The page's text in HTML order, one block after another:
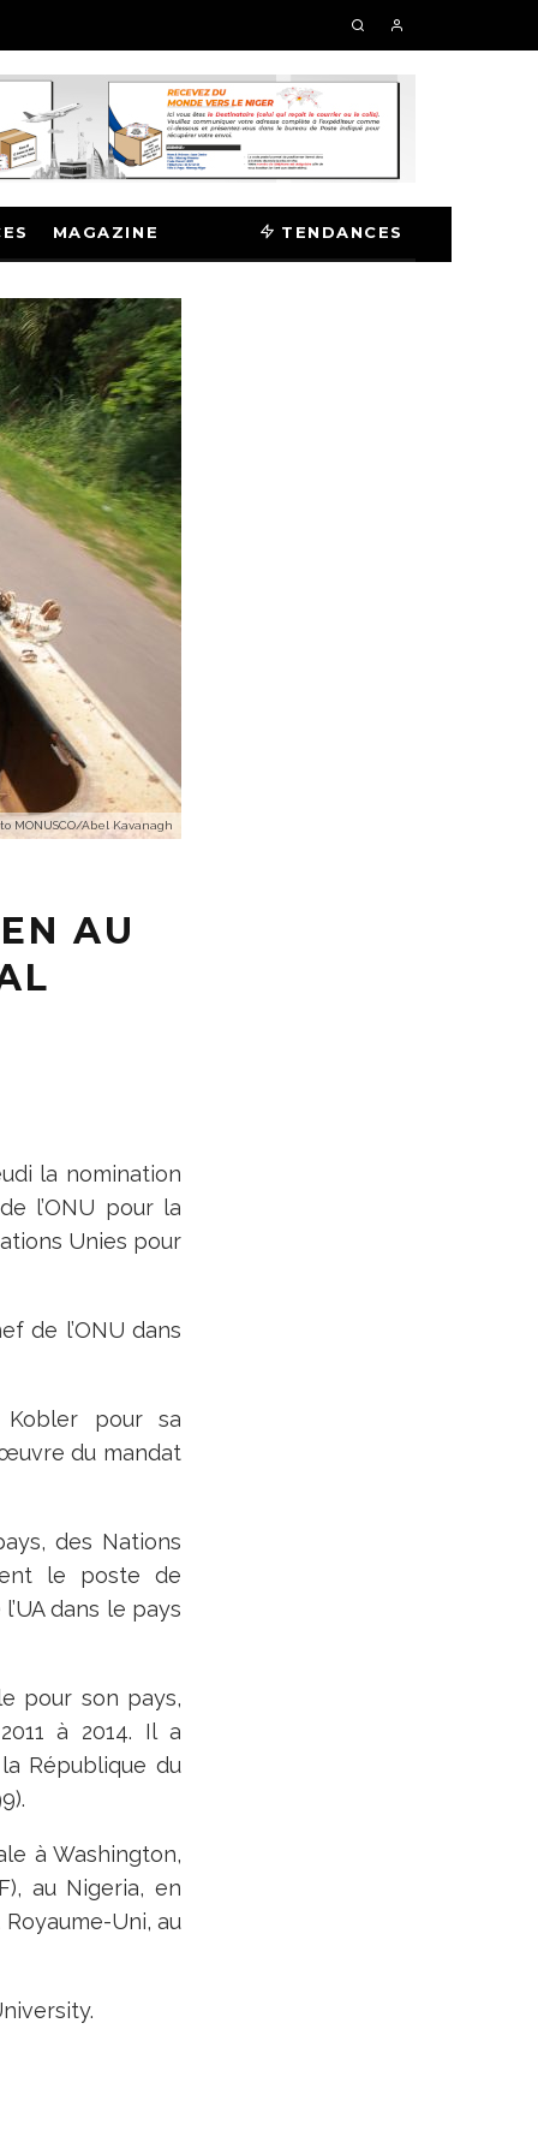
MAGAZINE TENDANCES
MONUSCO/Abel Kavanagh
AU
la nomination
l’ONU pour la
Unies pour
de l’ONU dans
Kobler pour sa
du mandat
des Nations
le poste de
dans le pays
pour son pays,
à 2014. Il a
République du
à Washington,
), au Nigeria, en
Uni, au